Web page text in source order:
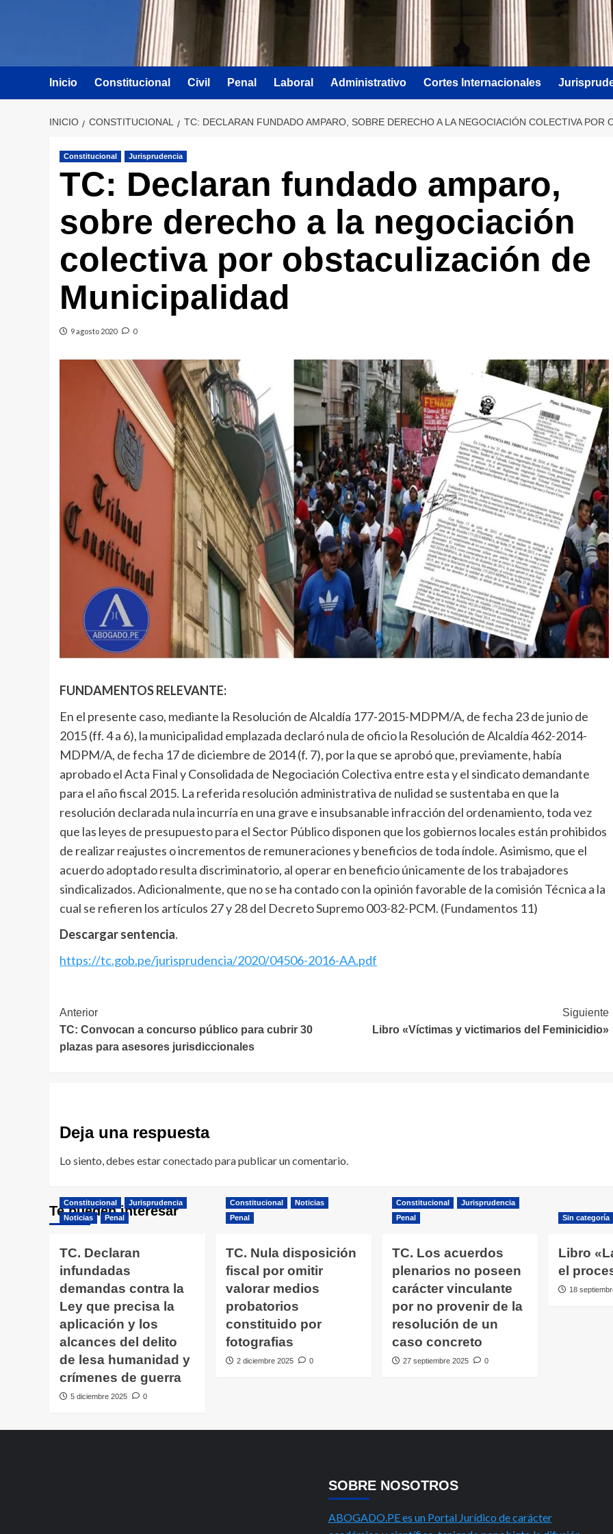
Inicio Constitucional Civil Penal Laboral Administrativo Cortes Internacionales
INICIO CONSTITUCIONAL TC: DECLARAN FUNDADO AMPARO, SOBRE DERECHO A LA NEGOCIACIÓN COLECTIVA POR
Constitucional Jurisprudencia
TC: Declaran fundado amparo,
sobre derecho a la negociación
colectiva por obstaculización de
Municipalidad
9 agosto 2020 0
FUNDAMENTOS RELEVANTE:
En el presente caso, mediante la Resolución de Alcaldía 177-2015-MDPM/A, de fecha 23 de junio de
2015 (ff. 4 a 6), la municipalidad emplazada declaró nula de oficio la Resolución de Alcaldía 462-2014-
MDPM/A, de fecha 17 de diciembre de 2014 (f. 7), por la que se aprobó que, previamente, había
aprobado el Acta Final y Consolidada de Negociación Colectiva entre esta y el sindicato demandante
para el año fiscal 2015. La referida resolución administrativa de nulidad se sustentaba en que la
resolución declarada nula incurría en una grave e insubsanable infracción del ordenamiento, toda vez
que las leyes de presupuesto para el Sector Público disponen que los gobiernos locales están prohibidos
de realizar reajustes o incrementos de remuneraciones y beneficios de toda índole. Asimismo, que el
acuerdo adoptado resulta discriminatorio, al operar en beneficio únicamente de los trabajadores
sindicalizados. Adicionalmente, que no se ha contado con la opinión favorable de la comisión Técnica a la
cual se refieren los artículos 27 y 28 del Decreto Supremo 003-82-PCM. (Fundamentos 11)
Descargar sentencia.
https://tc.gob.pe/jurisprudencia/2020/04506-2016-AA.pdf
Navegación
de
entradas
Anterior
TC: Convocan a concurso público para cubrir 30
plazas para asesores jurisdiccionales
Siguiente
Libro «Víctimas y victimarios del Feminicidio»
Deja una respuesta
Lo siento, debes estarconectado para publicar un comentario.
Te pueden interesar
Constitucional
Jurisprudencia
Noticias
Penal
TC. Declaran
infundadas
demandas contra la
Ley que precisa la
aplicación y los
alcances del delito
de lesa humanidad y
crímenes de guerra
5 diciembre 2025 0
Constitucional
Noticias
Penal
TC. Nula disposición
fiscal por omitir
valorar medios
probatorios
constituido por
fotografias
2 diciembre 2025 0
Constitucional
Jurisprudencia
Penal
TC. Los acuerdos
plenarios no poseen
carácter vinculante
por no provenir de la
resolución de un
caso concreto
27 septiembre 2025 0
Sin categoría
Libro
el
18
SOBRE NOSOTROS
ABOGADO.PE es un Portal Jurídico de carácter